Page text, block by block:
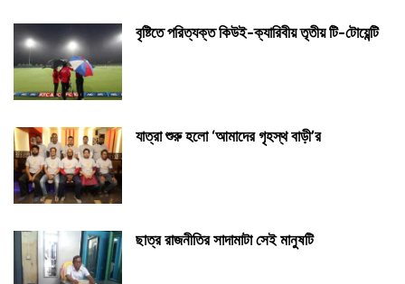
বৃষ্টিতে পরিত্যক্ত কিউই-ক্যারিবীয় তৃতীয় টি-টোয়েন্টি
যাত্রা শুরু হলো ‘আমাদের গৃহস্থ বাড়ী’র
ছাত্র রাজনীতির সাদামাটা সেই মানুষটি